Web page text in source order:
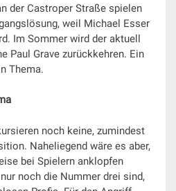
der Castroper Straße spielen
weil Michael Esser
Im Sommer wird der aktuell
Paul Grave zurückkehren. Ein
Thema.
noch keine, zumindest
Naheliegend wäre es aber,
bei Spielern anklopfen
noch die Nummer drei sind,